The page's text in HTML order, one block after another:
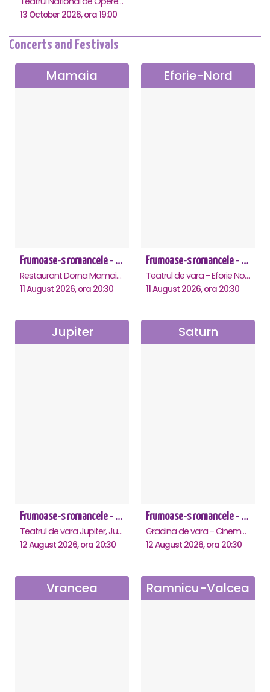
13 October 2026, ora 19:00
Concerts and Festivals
Mamaia
Frumoase-s romancele - Mamaia
Restaurant Dorna Mamaia, Mamaia
11 August 2026, ora 20:30
Eforie-Nord
Frumoase-s romancele - Eforie Nord
Teatrul de vara - Eforie Nord, Eforie-Nord
11 August 2026, ora 20:30
Jupiter
Frumoase-s romancele - Jupiter
Teatrul de vara Jupiter, Jupiter
12 August 2026, ora 20:30
Saturn
Frumoase-s romancele - Saturn
Gradina de vara - Cinema Saturn, Saturn
12 August 2026, ora 20:30
Vrancea Ramnicu-Valcea